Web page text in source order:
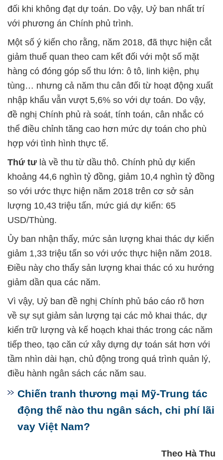
đối khi không đạt dự toán. Do vậy, Uỷ ban nhất trí
với phương án Chính phủ trình.
Một số ý kiến cho rằng, năm 2018, đã thực hiện cắt
giảm thuế quan theo cam kết đối với một số mặt
hàng có đóng góp số thu lớn: ô tô, linh kiện, phụ
tùng… nhưng cả năm thu cân đối từ hoạt động xuất
nhập khẩu vẫn vượt 5,6% so với dự toán. Do vậy,
đề nghị Chính phủ rà soát, tính toán, cân nhắc có
thể điều chỉnh tăng cao hơn mức dự toán cho phù
hợp với tình hình thực tế.
Thứ tư là về thu từ dầu thô. Chính phủ dự kiến
khoảng 44,6 nghìn tỷ đồng, giảm 10,4 nghìn tỷ đồng
so với ước thực hiện năm 2018 trên cơ sở sản
lượng 10,43 triệu tấn, mức giá dự kiến: 65
USD/Thùng.
Ủy ban nhận thấy, mức sản lượng khai thác dự kiến
giảm 1,33 triệu tấn so với ước thực hiện năm 2018.
Điều này cho thấy sản lượng khai thác có xu hướng
giảm dần qua các năm.
Vì vậy, Uỷ ban đề nghị Chính phủ báo cáo rõ hơn
về sự sụt giảm sản lượng tại các mỏ khai thác, dự
kiến trữ lượng và kế hoạch khai thác trong các năm
tiếp theo, tạo căn cứ xây dựng dự toán sát hơn với
tầm nhìn dài hạn, chủ động trong quá trình quản lý,
điều hành ngân sách các năm sau.
Chiến tranh thương mại Mỹ-Trung tác
động thế nào thu ngân sách, chi phí lãi
vay Việt Nam?
Theo Hà Thu